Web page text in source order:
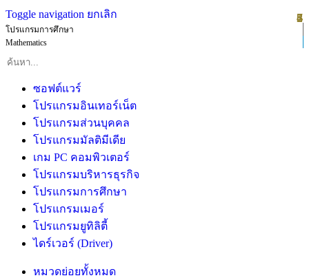
Toggle navigation ยกเลิก
โปรแกรมการศึกษา
Mathematics
ซอฟต์แวร์
โปรแกรมอินเทอร์เน็ต
โปรแกรมส่วนบุคคล
โปรแกรมมัลติมีเดีย
เกม PC คอมพิวเตอร์
โปรแกรมบริหารธุรกิจ
โปรแกรมการศึกษา
โปรแกรมเมอร์
โปรแกรมยูทิลิตี้
ไดร์เวอร์ (Driver)
หมวดย่อยทั้งหมด
1
2
3
4
5
6
7
8